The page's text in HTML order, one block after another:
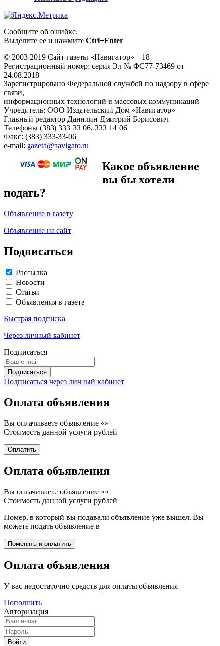
Сообщите об ошибке.
Выделите ее и нажмите Ctrl+Enter
© 2003-2019 Сайт газеты «Навигатор» 18+
Регистрационный номер: серия Эл № ФС77-73469 от
24.08.2018
Зарегистрировано Федеральной службой по надзору в сфере
связи,
информационных технологий и массовых коммуникаций
Учредитель: ООО Издательский Дом «Навигатор»
Главный редактор Данилин Дмитрий Борисович
Телефоны (383) 333-33-06, 333-14-06
Факс: (383) 333-33-06
e-mail: gazeta@navigato.ru
Какое объявление
вы бы хотели
подать?
Объявление в газету
Объявление на сайт
Подписаться
Рассылка
Новости
Статьи
Объявления в газете
Быстрая подписка
Через личный кабинет
Подписаться
Подписаться через личный кабинет
Оплата объявления
Вы оплачиваете объявление «»
Стоимость данной услуги рублей
Оплата объявления
Вы оплачиваете объявление «»
Стоимость данной услуги рублей
Номер, в который вы подавали объявление уже вышел. Вы
можете подать объявление в
Оплата объявления
У вас недостаточно средств для оплаты объявления
Пополнить
Авторизация